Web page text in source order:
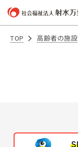
TOP 高齢者の施設